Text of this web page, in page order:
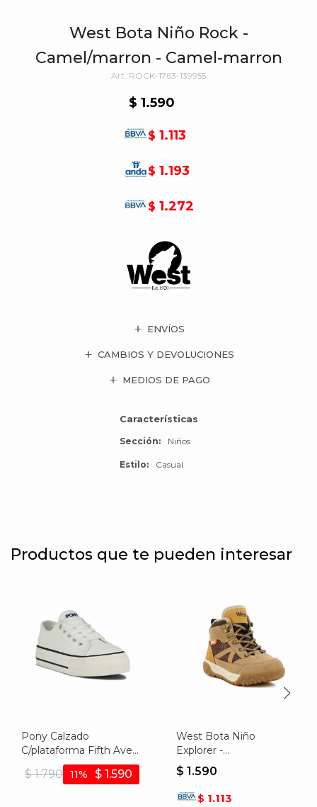
West Bota Niño Rock -
Camel/marron - Camel-marron
ROCK-1763-139955
$ 1.590
$ 1.113
$ 1.193
$ 1.272
ENVÍOS
CAMBIOS Y DEVOLUCIONES
MEDIOS DE PAGO
Características
Sección Niños
Estilo Casual
Productos que te pueden interesar
Pony Calzado
C/plataforma Fifth Ave
Women - White -
Blanco
$ 1.790 $ 1.590
11
West Bota Niño
Explorer -
Camel/marron - Camel-
marron
$ 1.590
$ 1.113